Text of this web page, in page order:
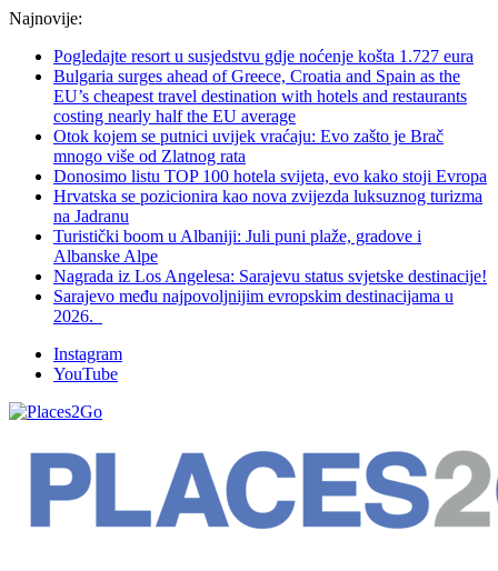
Najnovije:
Pogledajte resort u susjedstvu gdje noćenje košta 1.727 eura
Bulgaria surges ahead of Greece, Croatia and Spain as the
EU’s cheapest travel destination with hotels and restaurants
costing nearly half the EU average
Otok kojem se putnici uvijek vraćaju: Evo zašto je Brač
mnogo više od Zlatnog rata
Donosimo listu TOP 100 hotela svijeta, evo kako stoji Evropa
Hrvatska se pozicionira kao nova zvijezda luksuznog turizma
na Jadranu
Turistički boom u Albaniji: Juli puni plaže, gradove i
Albanske Alpe
Nagrada iz Los Angelesa: Sarajevu status svjetske destinacije!
Sarajevo među najpovoljnijim evropskim destinacijama u
2026.
Instagram
YouTube